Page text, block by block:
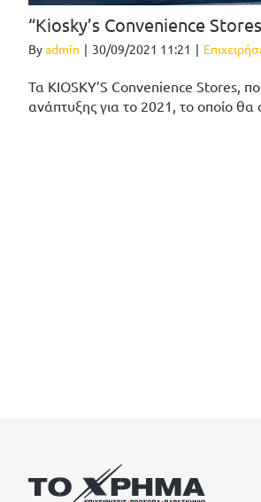
“Kiosky’s Convenience
Byadmin | 30/09/2021 11:21 |
Τα KIOSKY’S Convenience Stores,
ανάπτυξης για το 2021, το οποίο